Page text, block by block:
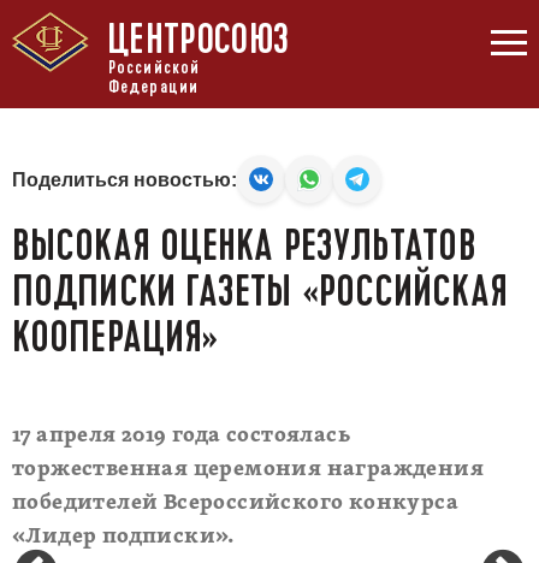
ЦЕНТРОСОЮЗ
Российской
Федерации
Поделиться новостью:
ВЫСОКАЯ ОЦЕНКА РЕЗУЛЬТАТОВ
ПОДПИСКИ ГАЗЕТЫ «РОССИЙСКАЯ
КООПЕРАЦИЯ»
17 апреля 2019 года состоялась
торжественная церемония награждения
победителей Всероссийского конкурса
«Лидер подписки».